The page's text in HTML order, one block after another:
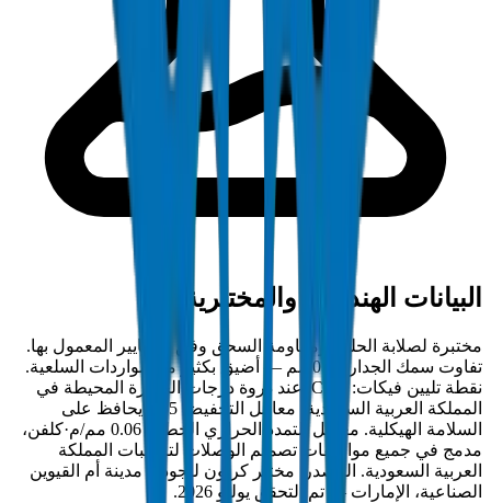
البيانات الهندسية والمختبرية
مختبرة لصلابة الحلقة ومقاومة السحق وفق المعايير المعمول بها.
تفاوت سمك الجدار ±0.2 مم — أضيق بكثير من الواردات السلعية.
نقطة تليين فيكات: 79°C. عند ذروة درجات الحرارة المحيطة في
المملكة العربية السعودية، معامل التخفيض 0.55 يحافظ على
السلامة الهيكلية. معامل التمدد الحراري الخطي: 0.06 مم/م·كلفن،
مدمج في جميع مواصفات تصميم الوصلات لتركيبات المملكة
العربية السعودية. المصدر: مختبر كراون للجودة، مدينة أم القيوين
الصناعية، الإمارات — تم التحقق يوليو 2026.